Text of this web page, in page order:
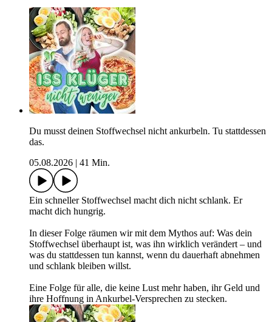
Du musst deinen Stoffwechsel nicht ankurbeln. Tu stattdessen
das.
05.08.2026
41 Min.
Ein schneller Stoffwechsel macht dich nicht schlank. Er
macht dich hungrig.
In dieser Folge räumen wir mit dem Mythos auf: Was dein
Stoffwechsel überhaupt ist, was ihn wirklich verändert – und
was du stattdessen tun kannst, wenn du dauerhaft abnehmen
und schlank bleiben willst.
Eine Folge für alle, die keine Lust mehr haben, ihr Geld und
ihre Hoffnung in Ankurbel-Versprechen zu stecken.